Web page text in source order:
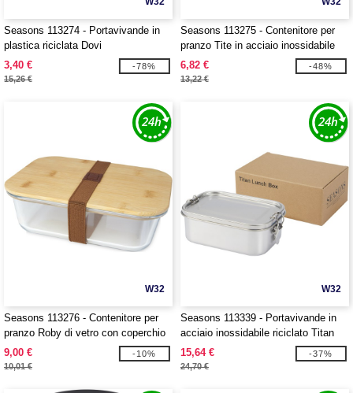
Seasons 113274 - Portavivande in
plastica riciclata Dovi
3,40 €
15,26 €
-78%
Seasons 113275 - Contenitore per
pranzo Tite in acciaio inossidabile
con coperchio in bambù
6,82 €
13,22 €
-48%
W32
Seasons 113276 - Contenitore per
pranzo Roby di vetro con coperchio
in bambù
9,00 €
10,01 €
-10%
W32
Seasons 113339 - Portavivande in
acciaio inossidabile riciclato Titan
15,64 €
24,70 €
-37%